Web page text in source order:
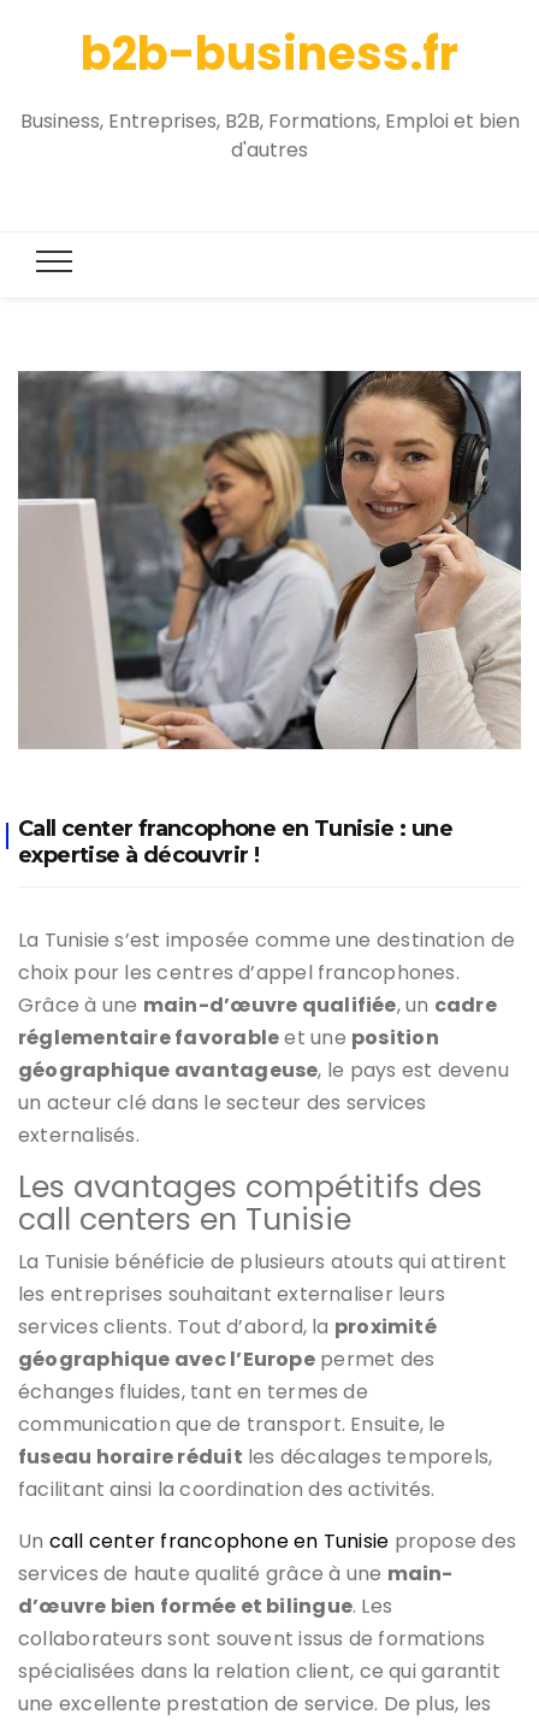
b2b-business.fr
Business, Entreprises, B2B, Formations, Emploi et bien
d'autres
Call center francophone en Tunisie : une
expertise à découvrir !
La Tunisie s’est imposée comme une destination de
choix pour les centres d’appel francophones.
Grâce à une main-d’œuvre qualifiée, un cadre
réglementaire favorableet une position
géographique avantageuse, le pays est devenu
un acteur clé dans le secteur des services
externalisés.
Les avantages compétitifs des
call centers en Tunisie
La Tunisie bénéficie de plusieurs atouts qui attirent
les entreprises souhaitant externaliser leurs
services clients. Tout d’abord, la proximité
géographique avec l’Europepermet des
échanges fluides, tant en termes de
communication que de transport. Ensuite, le
fuseau horaire réduit les décalages temporels,
facilitant ainsi la coordination des activités.
Un call center francophone en Tunisie propose des
services de haute qualité grâce à une main-
d’œuvre bien formée et bilingue. Les
collaborateurs sont souvent issus de formations
spécialisées dans la relation client, ce qui garantit
une excellente prestation de service. De plus, les